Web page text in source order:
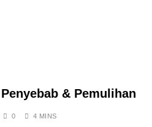
& Pemulihan
0 4 MINS